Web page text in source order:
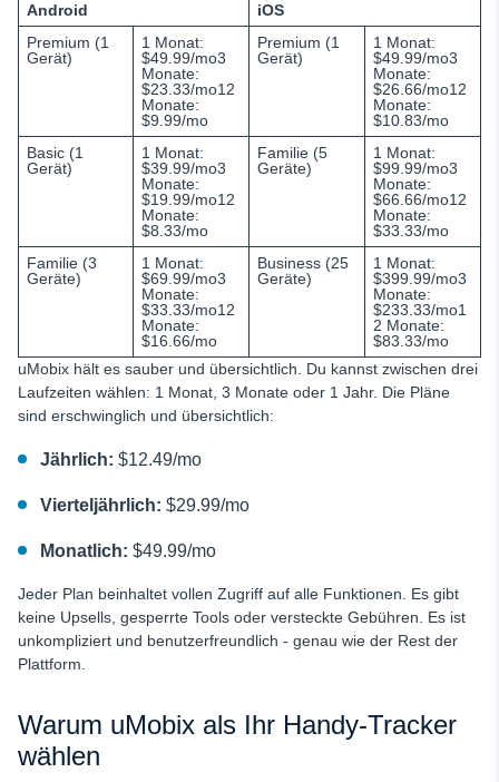
Android
iOS
Premium (1
Gerät)
1 Monat:
$49.99/mo3
Monate:
$23.33/mo12
Monate:
$9.99/mo
Premium (1
Gerät)
1 Monat:
$49.99/mo3
Monate:
$26.66/mo12
Monate:
$10.83/mo
Basic (1
Gerät)
1 Monat:
$39.99/mo3
Monate:
$19.99/mo12
Monate:
$8.33/mo
Familie (5
Geräte)
1 Monat:
$99.99/mo3
Monate:
$66.66/mo12
Monate:
$33.33/mo
Familie (3
Geräte)
1 Monat:
$69.99/mo3
Monate:
$33.33/mo12
Monate:
$16.66/mo
Business (25
Geräte)
1 Monat:
$399.99/mo3
Monate:
$233.33/mo1
2 Monate:
$83.33/mo
uMobix hält es sauber und übersichtlich. Du kannst zwischen drei
Laufzeiten wählen: 1 Monat, 3 Monate oder 1 Jahr. Die Pläne
sind erschwinglich und übersichtlich:
Jährlich: $12.49/mo
Vierteljährlich: $29.99/mo
Monatlich: $49.99/mo
Jeder Plan beinhaltet vollen Zugriff auf alle Funktionen. Es gibt
keine Upsells, gesperrte Tools oder versteckte Gebühren. Es ist
unkompliziert und benutzerfreundlich - genau wie der Rest der
Plattform.
Warum uMobix als Ihr Handy-Tracker
wählen